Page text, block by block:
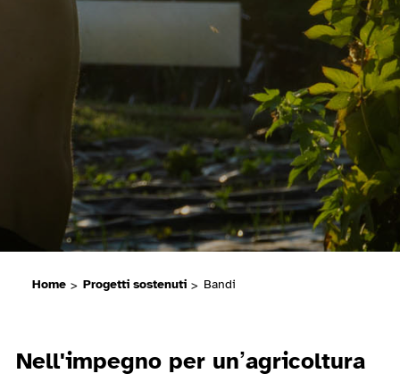
Home > Progetti sostenuti > Bandi
Nell'impegno per un’agricoltura